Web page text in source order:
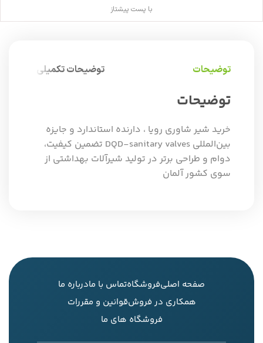
با پست پیشتاز
توضیحات توضیحات تکمیلی
توضیحات
خرید شیر شاوری رویا ، دارنده استاندارد و جایزه
بین‌المللی DQD-sanitary valves تضمین کیفیت،
دوام و طراحی برتر در تولید شیرآلات بهداشتی از
سوی کشور آلمان
صفحه اصلیفروشگاهتماس با مادرباره ما
همکاری در فروشقوانین و مقررات
فروشگاه های ما